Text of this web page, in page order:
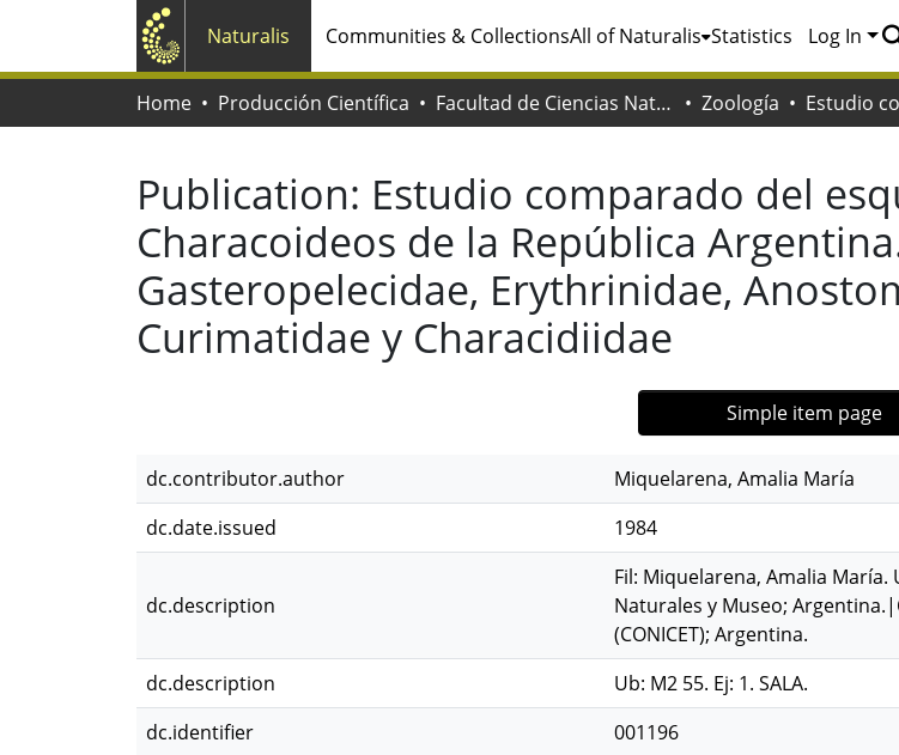
Naturalis Communities & CollectionsAll of Naturalis Statistics Log In
Home Producción Científica Facultad de Ciencias Naturales y Museo Zoología
Publication: Estudio comparado del
Characoideos de la República
Gasteropelecidae, Erythrinidae,
Curimatidae y Characidiidae
Simple item page
dc.contributor.author
Miquelarena, Amalia María
dc.date.issued
1984
dc.description
Fil: Miquelarena, Amalia María.
Naturales y Museo;
(CONICET); Argentina.
dc.description
Ub: M2 55. Ej: 1. SALA.
dc.identifier
001196